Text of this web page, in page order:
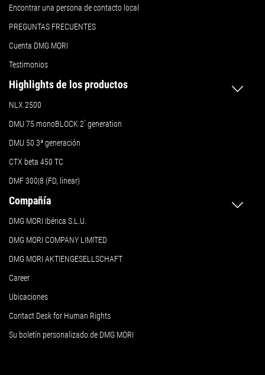
Encontrar una persona de contacto local
PREGUNTAS FRECUENTES
Cuenta DMG MORI
Testimonios
Highlights de los productos
NLX 2500
DMU 75 monoBLOCK 2ª generation
DMU 50 3ª generación
CTX beta 450 TC
DMF 300|8 (FD, linear)
Compañía
DMG MORI Ibérica S.L.U.
DMG MORI COMPANY LIMITED
DMG MORI AKTIENGESELLSCHAFT
Career
Ubicaciones
Contact Desk for Human Rights
Su boletín personalizado de DMG MORI